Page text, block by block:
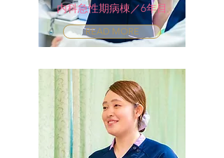
内科急性期病棟／6年目
READ MORE